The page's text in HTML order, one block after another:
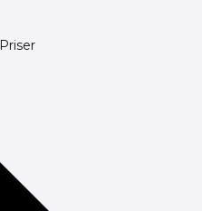
Priser